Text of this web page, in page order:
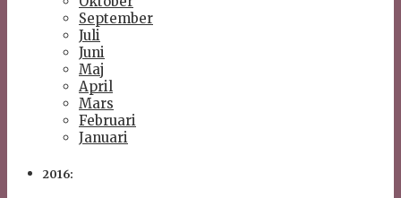
September
Juli
Juni
Maj
April
Mars
Februari
Januari
2016: